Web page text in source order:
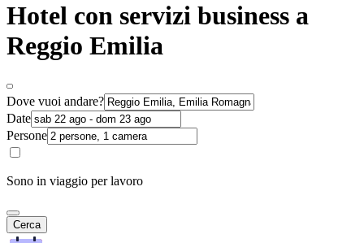
Hotel con servizi business a
Reggio Emilia
Dove vuoi andare?
Date
Persone
Sono in viaggio per lavoro
Cerca